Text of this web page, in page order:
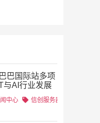
巴国际站多项
与AI行业发展
中心
信创服务器